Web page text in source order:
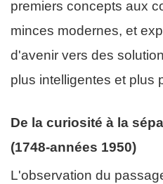
premiers concepts aux
minces modernes, et
d'avenir vers des
plus intelligentes et plus
De la curiosité à la
(1748-années 1950)
L'observation du